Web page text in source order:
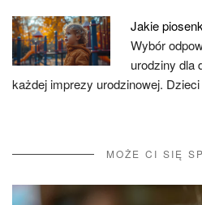
Jakie
Wybór
urodziny dla
każdej imprezy urodzinowej.
MOŻE CI SIĘ